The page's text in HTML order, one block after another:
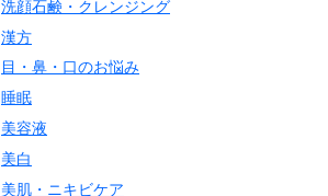
洗顔石鹸・クレンジング
漢方
目・鼻・口のお悩み
睡眠
美容液
美白
美肌・ニキビケア